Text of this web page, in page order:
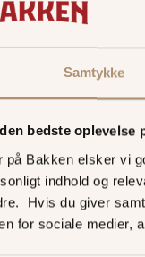
Samtykke
den bedste oplevelse
på Bakken elsker vi
indhold og
Hvis du giver
for sociale medier,